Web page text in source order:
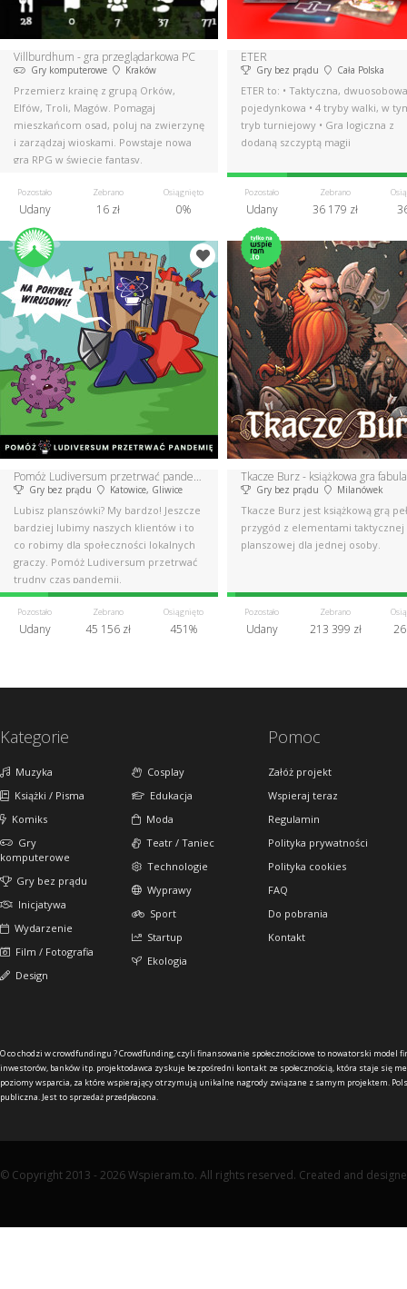
Villburdhum - gra przeglądarkowa PC
Gry komputerowe Kraków
Przemierz krainę z grupą Orków,
Elfów, Troli, Magów. Pomagaj
mieszkańcom osad, poluj na zwierzynę
i zarządzaj wioskami. Powstaje nowa
gra RPG w świecie fantasy.
Pozostało
Udany
Zebrano
16 zł
Osiągnięto
0%
ETER
Gry bez prądu Cała Polska
ETER to: • Taktyczna,
pojedynkowa • 4 tryby walki, w
tryb turniejowy • Gra logiczna z
dodaną szczyptą magii
Pozostało
Udany
Zebrano
36 179 zł
Pomóż Ludiversum przetrwać pandemię
Gry bez prądu Katowice, Gliwice
Lubisz planszówki? My bardzo! Jeszcze
bardziej lubimy naszych klientów i to
co robimy dla społeczności lokalnych
graczy. Pomóż Ludiversum przetrwać
trudny czas pandemii.
Pozostało
Udany
Zebrano
45 156 zł
Osiągnięto
451%
Tkacze Burz - książkowa gra
Gry bez prądu Milanówek
Tkacze Burz jest książkową grą
przygód z elementami taktycznej
planszowej dla jednej osoby.
Pozostało
Udany
Zebrano
213 399 zł
Kategorie
Muzyka
Książki / Pisma
Komiks
Gry
komputerowe
Gry bez prądu
Inicjatywa
Wydarzenie
Film / Fotografia
Design
Cosplay
Edukacja
Moda
Teatr / Taniec
Technologie
Wyprawy
Sport
Startup
Ekologia
Pomoc
Załóż projekt
Wspieraj teraz
Regulamin
Polityka prywatności
Polityka cookies
FAQ
Do pobrania
Kontakt
O co chodzi w crowdfundingu ?Crowdfunding, czyli finansowanie społecznościowe to nowatorski model
inwestorów, banków itp. projektodawca zyskuje bezpośredni kontakt ze społecznością, która staje się
poziomy wsparcia, za które wspierający otrzymują unikalne nagrody związane z samym projektem.
publiczna. Jest to sprzedaż przedpłacona.
© Copyright 2013 - 2026 Wspieram.to. All rights reserved. Created and